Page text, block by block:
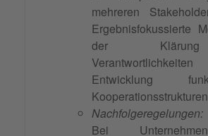
mehreren
Ergebnisfokussierte
der
Entwicklung
Nachfolgeregelungen:
Bei